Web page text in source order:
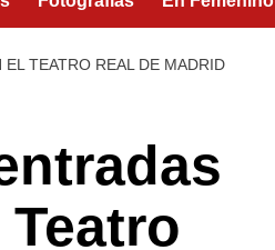
TEATRO REAL DE MADRID